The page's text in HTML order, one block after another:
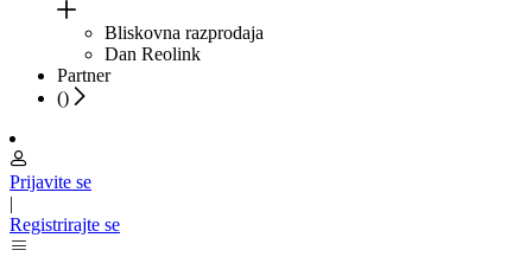
Bliskovna razprodaja
Dan Reolink
Partner
()
Prijavite se
|
Registrirajte se